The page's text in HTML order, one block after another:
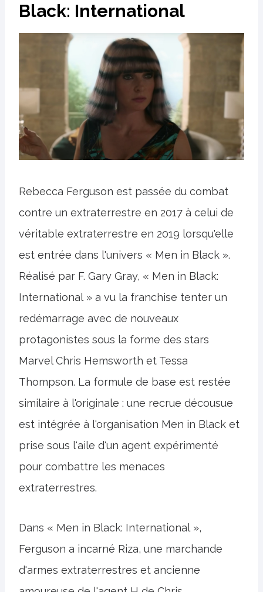
Black: International
Rebecca Ferguson est passée du combat
contre un extraterrestre en 2017 à celui de
véritable extraterrestre en 2019 lorsqu'elle
est entrée dans l'univers « Men in Black ».
Réalisé par F. Gary Gray, « Men in Black:
International » a vu la franchise tenter un
redémarrage avec de nouveaux
protagonistes sous la forme des stars
Marvel Chris Hemsworth et Tessa
Thompson. La formule de base est restée
similaire à l'originale : une recrue décousue
est intégrée à l'organisation Men in Black et
prise sous l'aile d'un agent expérimenté
pour combattre les menaces
extraterrestres.
Dans « Men in Black: International »,
Ferguson a incarné Riza, une marchande
d'armes extraterrestres et ancienne